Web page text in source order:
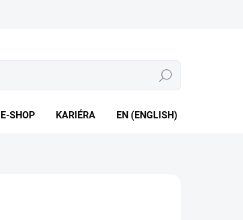
Hledat
E-SHOP KARIÉRA EN (ENGLISH)